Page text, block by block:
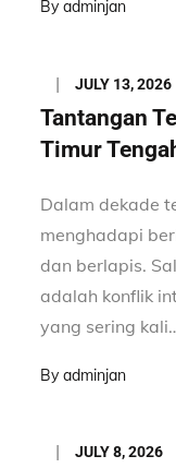
Byadminjan
Posted
on
JULY 13, 2026
Tantangan
Timur
Dalam dekade
menghadapi
dan berlapis.
adalah konflik
yang sering
Byadminjan
Posted
JULY 8, 2026